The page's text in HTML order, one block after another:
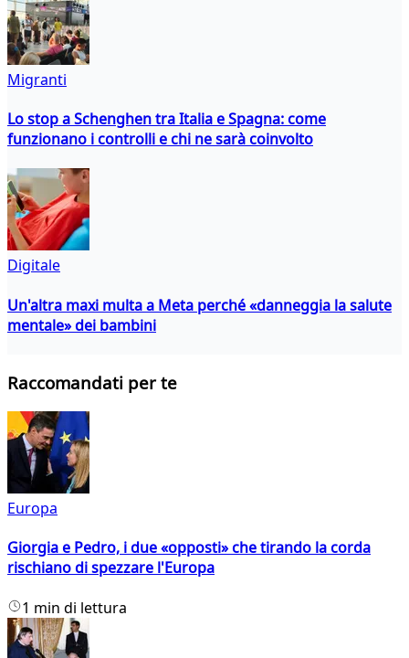
Migranti
Lo stop a Schenghen tra Italia e Spagna: come
funzionano i controlli e chi ne sarà coinvolto
Digitale
Un'altra maxi multa a Meta perché «danneggia la salute
mentale» dei bambini
Raccomandati per te
Europa
Giorgia e Pedro, i due «opposti» che tirando la corda
rischiano di spezzare l'Europa
1 min di lettura